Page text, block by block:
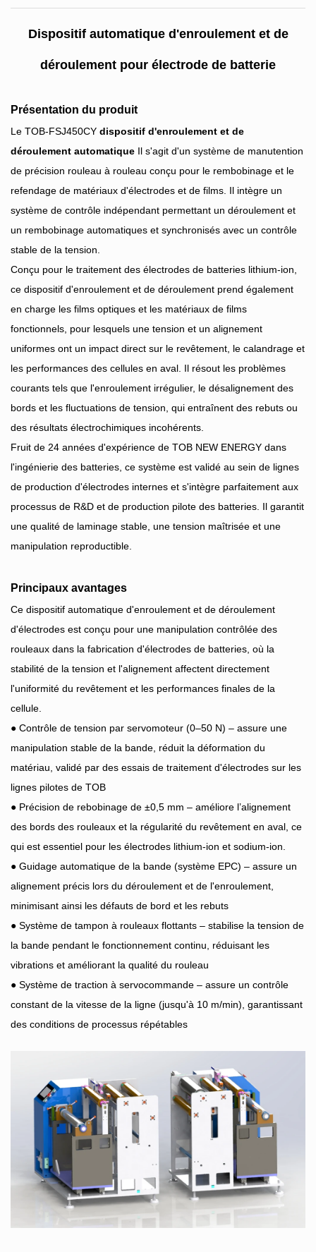
Dispositif automatique d'enroulement et de
déroulement pour électrode de batterie
Présentation du produit
Le TOB-FSJ450CY dispositif d'enroulement et de
déroulement automatique Il s'agit d'un système de manutention
de précision rouleau à rouleau conçu pour le rembobinage et le
refendage de matériaux d'électrodes et de films. Il intègre un
système de contrôle indépendant permettant un déroulement et
un rembobinage automatiques et synchronisés avec un contrôle
stable de la tension.
Conçu pour le traitement des électrodes de batteries lithium-ion,
ce dispositif d'enroulement et de déroulement prend également
en charge les films optiques et les matériaux de films
fonctionnels, pour lesquels une tension et un alignement
uniformes ont un impact direct sur le revêtement, le calandrage et
les performances des cellules en aval. Il résout les problèmes
courants tels que l'enroulement irrégulier, le désalignement des
bords et les fluctuations de tension, qui entraînent des rebuts ou
des résultats électrochimiques incohérents.
Fruit de 24 années d'expérience de TOB NEW ENERGY dans
l'ingénierie des batteries, ce système est validé au sein de lignes
de production d'électrodes internes et s'intègre parfaitement aux
processus de R&D et de production pilote des batteries. Il garantit
une qualité de laminage stable, une tension maîtrisée et une
manipulation reproductible.
Principaux avantages
Ce dispositif automatique d'enroulement et de déroulement
d'électrodes est conçu pour une manipulation contrôlée des
rouleaux dans la fabrication d'électrodes de batteries, où la
stabilité de la tension et l'alignement affectent directement
l'uniformité du revêtement et les performances finales de la
cellule.
● Contrôle de tension par servomoteur (0–50 N) – assure une
manipulation stable de la bande, réduit la déformation du
matériau, validé par des essais de traitement d'électrodes sur les
lignes pilotes de TOB
● Précision de rebobinage de ±0,5 mm – améliore l’alignement
des bords des rouleaux et la régularité du revêtement en aval, ce
qui est essentiel pour les électrodes lithium-ion et sodium-ion.
● Guidage automatique de la bande (système EPC) – assure un
alignement précis lors du déroulement et de l'enroulement,
minimisant ainsi les défauts de bord et les rebuts
● Système de tampon à rouleaux flottants – stabilise la tension de
la bande pendant le fonctionnement continu, réduisant les
vibrations et améliorant la qualité du rouleau
● Système de traction à servocommande – assure un contrôle
constant de la vitesse de la ligne (jusqu'à 10 m/min), garantissant
des conditions de processus répétables